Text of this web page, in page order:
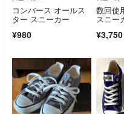
コンバース オールス
ター スニーカー
¥980
数回使
スニー
¥3,750